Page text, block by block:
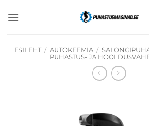
ESILEHT / AUTOKEEMIA /
PUHASTUS- JA